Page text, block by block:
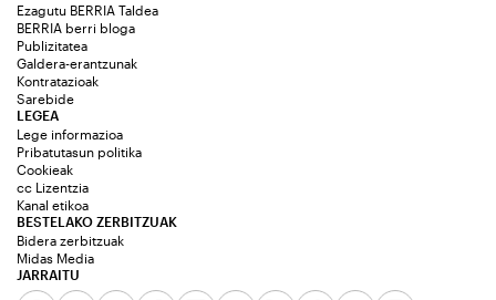
Ezagutu BERRIA Taldea
BERRIA berri bloga
Publizitatea
Galdera-erantzunak
Kontratazioak
Sarebide
JARRAITU
LEGEA
Lege informazioa
Pribatutasun politika
Cookieak
cc Lizentzia
Kanal etikoa
BESTELAKO ZERBITZUAK
Bidera zerbitzuak
Midas Media